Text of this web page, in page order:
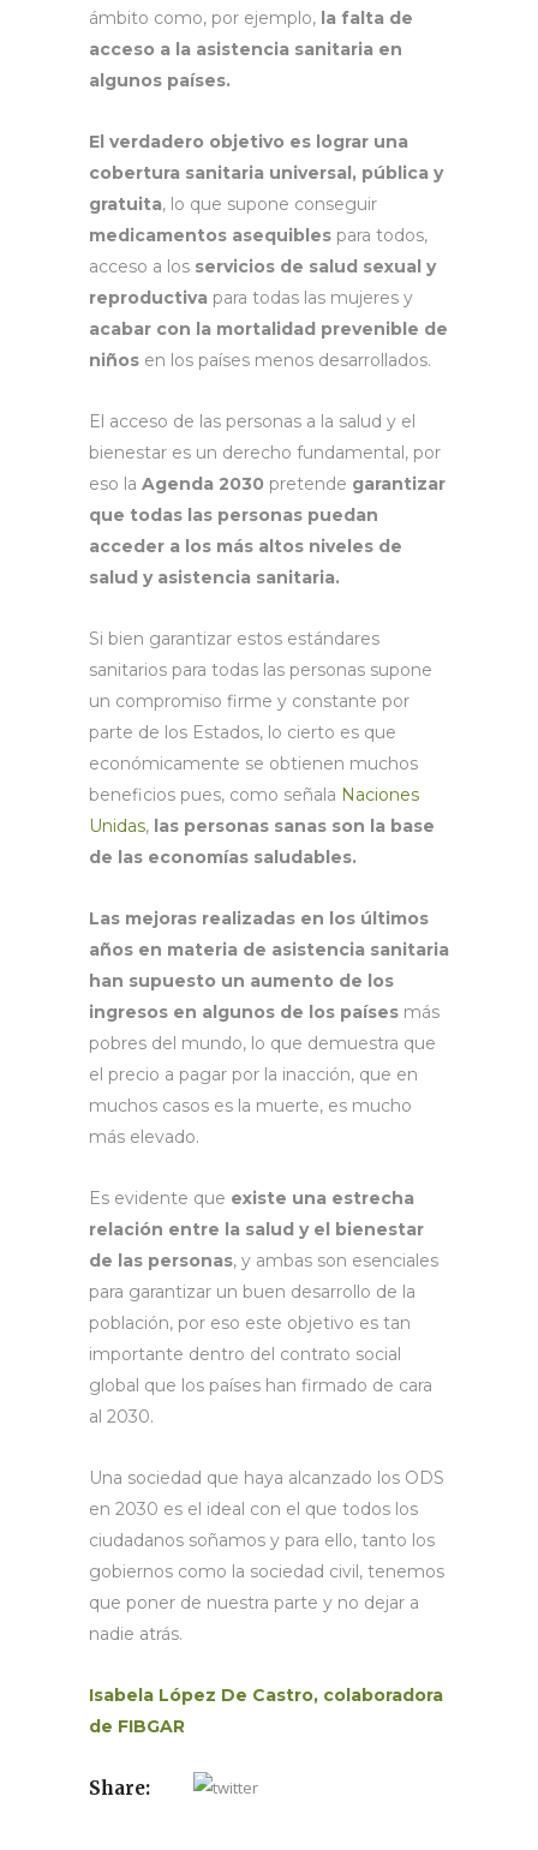
ámbito como, por ejemplo, la falta de
acceso a la asistencia sanitaria en
algunos países.
El verdadero objetivo es lograr una
cobertura sanitaria universal, pública y
gratuita, lo que supone conseguir
medicamentos asequibles para todos,
acceso a los servicios de salud sexual y
reproductiva para todas las mujeres y
acabar con la mortalidad prevenible de
niños en los países menos desarrollados.
El acceso de las personas a la salud y el
bienestar es un derecho fundamental, por
eso la Agenda 2030 pretende garantizar
que todas las personas puedan
acceder a los más altos niveles de
salud y asistencia sanitaria.
Si bien garantizar estos estándares
sanitarios para todas las personas supone
un compromiso firme y constante por
parte de los Estados, lo cierto es que
económicamente se obtienen muchos
beneficios pues, como señala Naciones
Unidas, las personas sanas son la base
de las economías saludables.
Las mejoras realizadas en los últimos
años en materia de asistencia sanitaria
han supuesto un aumento de los
ingresos en algunos de los países más
pobres del mundo, lo que demuestra que
el precio a pagar por la inacción, que en
muchos casos es la muerte, es mucho
más elevado.
Es evidente que existe una estrecha
relación entre la salud y el bienestar
de las personas, y ambas son esenciales
para garantizar un buen desarrollo de la
población, por eso este objetivo es tan
importante dentro del contrato social
global que los países han firmado de cara
al 2030.
Una sociedad que haya alcanzado los ODS
en 2030 es el ideal con el que todos los
ciudadanos soñamos y para ello, tanto los
gobiernos como la sociedad civil, tenemos
que poner de nuestra parte y no dejar a
nadie atrás.
Isabela López De Castro, colaboradora
de FIBGAR
Share: